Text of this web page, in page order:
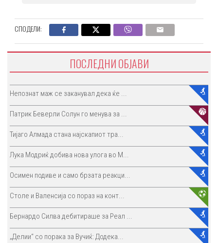
СПОДЕЛИ:
ПОСЛЕДНИ ОБЈАВИ
Непознат маж се заканувал дека ќе ...
Патрик Беверли Солун го менува за ...
Тијаго Алмада стана најскапиот тра...
Лука Модриќ добива нова улога во М...
Осимен подиве и само брзата реакци...
Столе и Валенсија со пораз на конт...
Бернардо Силва дебитираше за Реал ...
„Делии“ со порака за Вучиќ: Додека...